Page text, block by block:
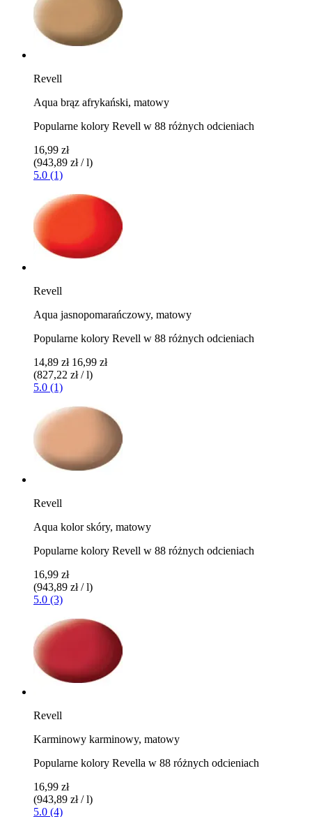
Revell
Aqua brąz afrykański, matowy
Popularne kolory Revell w 88 różnych odcieniach
16,99 zł
(943,89 zł / l)
5.0 (1)
Revell
Aqua jasnopomarańczowy, matowy
Popularne kolory Revell w 88 różnych odcieniach
14,89 zł 16,99 zł
(827,22 zł / l)
5.0 (1)
Revell
Aqua kolor skóry, matowy
Popularne kolory Revell w 88 różnych odcieniach
16,99 zł
(943,89 zł / l)
5.0 (3)
Revell
Karminowy karminowy, matowy
Popularne kolory Revella w 88 różnych odcieniach
16,99 zł
(943,89 zł / l)
5.0 (4)